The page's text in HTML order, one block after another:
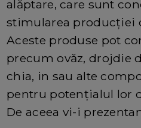
alăptare, care sunt
stimularea producției
Aceste produse pot
precum ovăz, drojdie
chia, in sau alte
pentru potențialul lor
De aceea vi-i